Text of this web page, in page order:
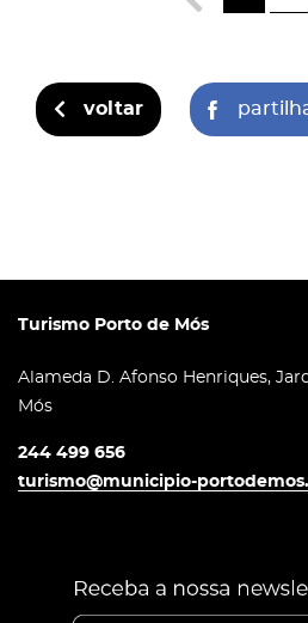
voltar
Turismo Porto de Mós
Alameda D. Afonso Henriques,
Mós
244 499 656
turismo@municipio-